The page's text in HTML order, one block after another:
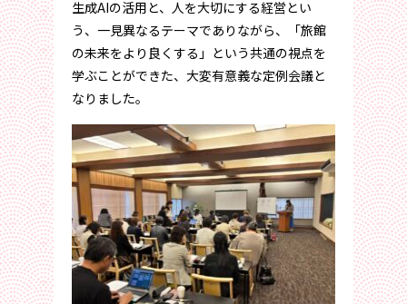
生成AIの活用と、人を大切にする経営とい
う、一見異なるテーマでありながら、「旅館
の未来をより良くする」という共通の視点を
学ぶことができた、大変有意義な定例会議と
なりました。